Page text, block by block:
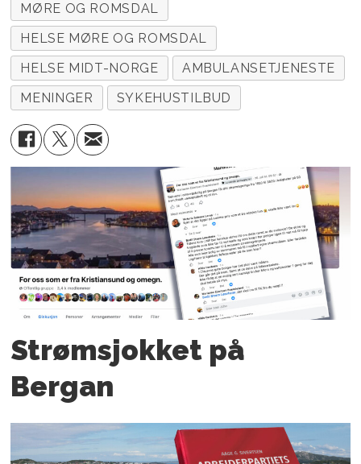
MØRE OG ROMSDAL
HELSE MØRE OG ROMSDAL
HELSE MIDT-NORGE
AMBULANSETJENESTE
MENINGER
SYKEHUSTILBUD
Strømsjokket på
Bergan